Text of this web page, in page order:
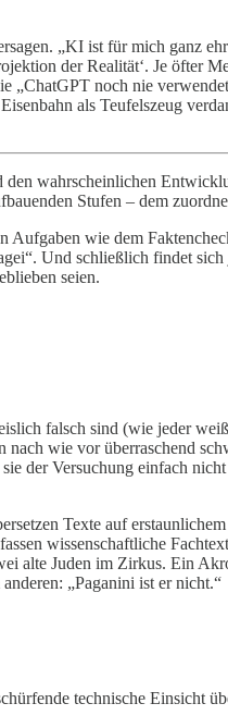
„KI ist für mich ganz
der Realität‘. Je öfter
„ChatGPT noch nie
als Teufelszeug
wahrscheinlichen
Stufen – dem
wie dem
Und schließlich findet
seien.
falsch sind (wie jeder
wie vor überraschend
der Versuchung einfach
Texte auf
wissenschaftliche
alte Juden im Zirkus. Ein
„Paganini ist er nicht.“
technische Einsicht